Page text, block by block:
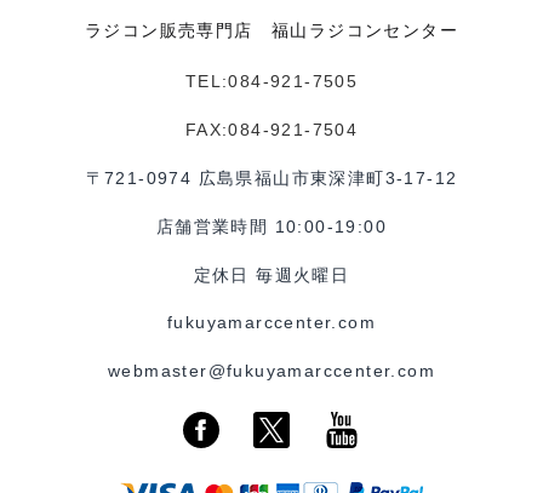
ラジコン販売専門店 福山ラジコンセンター
TEL:084-921-7505
FAX:084-921-7504
〒721-0974 広島県福山市東深津町3-17-12
店舗営業時間 10:00-19:00
定休日 毎週火曜日
fukuyamarccenter.com
webmaster@fukuyamarccenter.com